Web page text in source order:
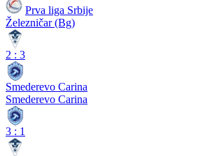
Prva liga Srbije
Železničar (Bg)
2 : 3
Smederevo Carina
Smederevo Carina
3 : 1